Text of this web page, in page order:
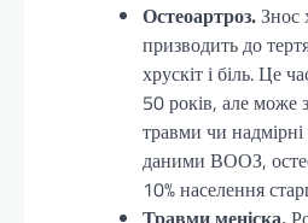
Остеоартроз.Знос
призводить до
хрускіт і біль. Це
50 років, але може
травми чи
даними ВООЗ,
10% населення